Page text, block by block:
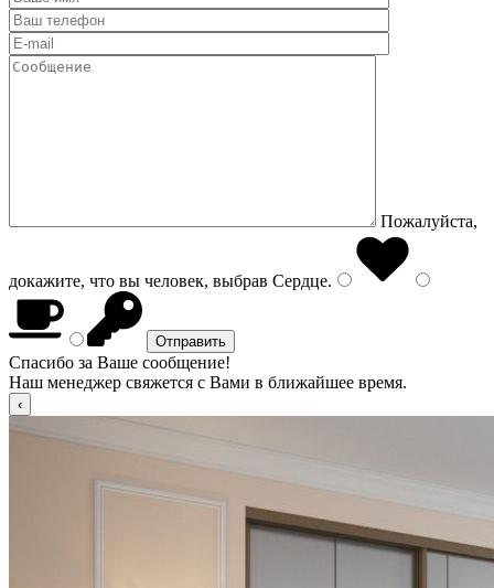
Пожалуйста,
докажите, что вы человек, выбрав Сердце.
Спасибо за Ваше сообщение!
Наш менеджер свяжется с Вами в ближайшее время.